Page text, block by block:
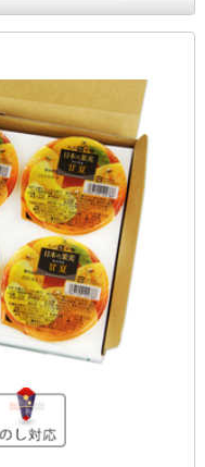
ド無料
入り のし対応